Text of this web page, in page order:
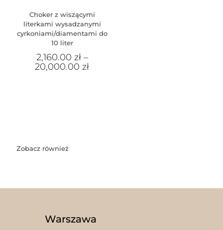
Choker z wiszącymi
literkami wysadzanymi
cyrkoniami/diamentami do
10 liter
2,160.00 zł–
20,000.00zł
Zobacz również
Warszawa